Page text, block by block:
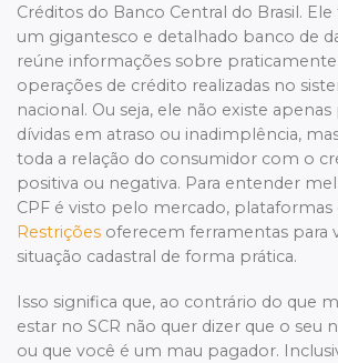
Créditos do Banco Central do Brasil.
um gigantesco e detalhado banco de
reúne informações sobre praticamente
operações de crédito realizadas no
nacional. Ou seja, ele não existe
dívidas em atraso ou inadimplência,
toda a relação do consumidor com o
positiva ou negativa. Para entender
CPF é visto pelo mercado,
Restrições oferecem ferramentas para
situação cadastral de forma prática.
Isso significa que, ao contrário do que
estar no SCR não quer dizer que o seu
ou que você é um mau pagador.